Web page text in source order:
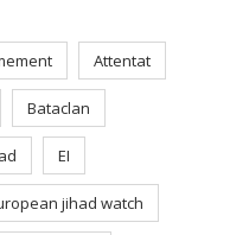
Attentat
Bataclan
EI
jihad watch